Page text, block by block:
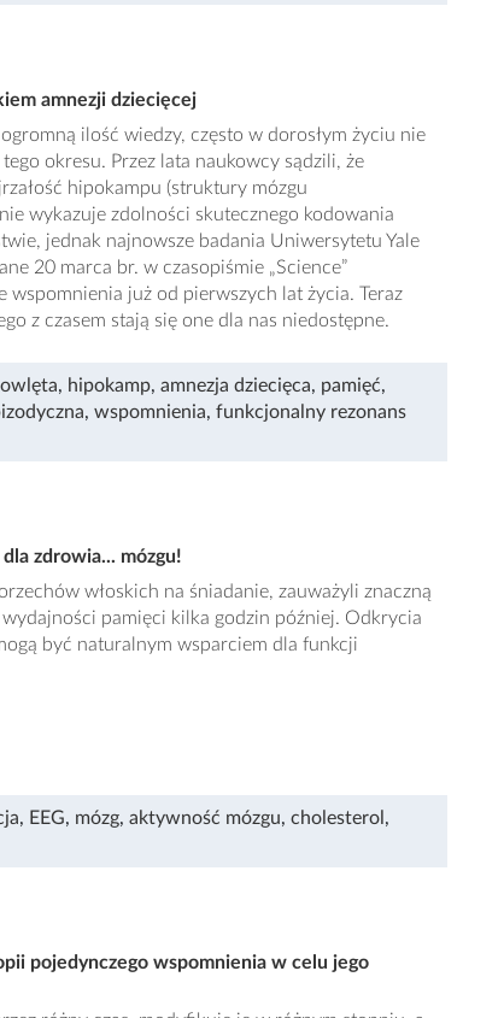
amnezji dziecięcej
ilość wiedzy, często w dorosłym życiu nie
okresu. Przez lata naukowcy sądzili, że
hipokampu (struktury mózgu
wykazuje zdolności skutecznego kodowania
jednak najnowsze badania Uniwersytetu Yale
20 marca br. w czasopiśmie „Science”
wspomnienia już od pierwszych lat życia. Teraz
z czasem stają się one dla nas niedostępne.
, hipokamp, amnezja dziecięca, pamięć,
, wspomnienia, funkcjonalny rezonans
zdrowia... mózgu!
włoskich na śniadanie, zauważyli znaczną
pamięci kilka godzin później. Odkrycia
być naturalnym wsparciem dla funkcji
, EEG, mózg, aktywność mózgu, cholesterol ,
pojedynczego wspomnienia w celu jego